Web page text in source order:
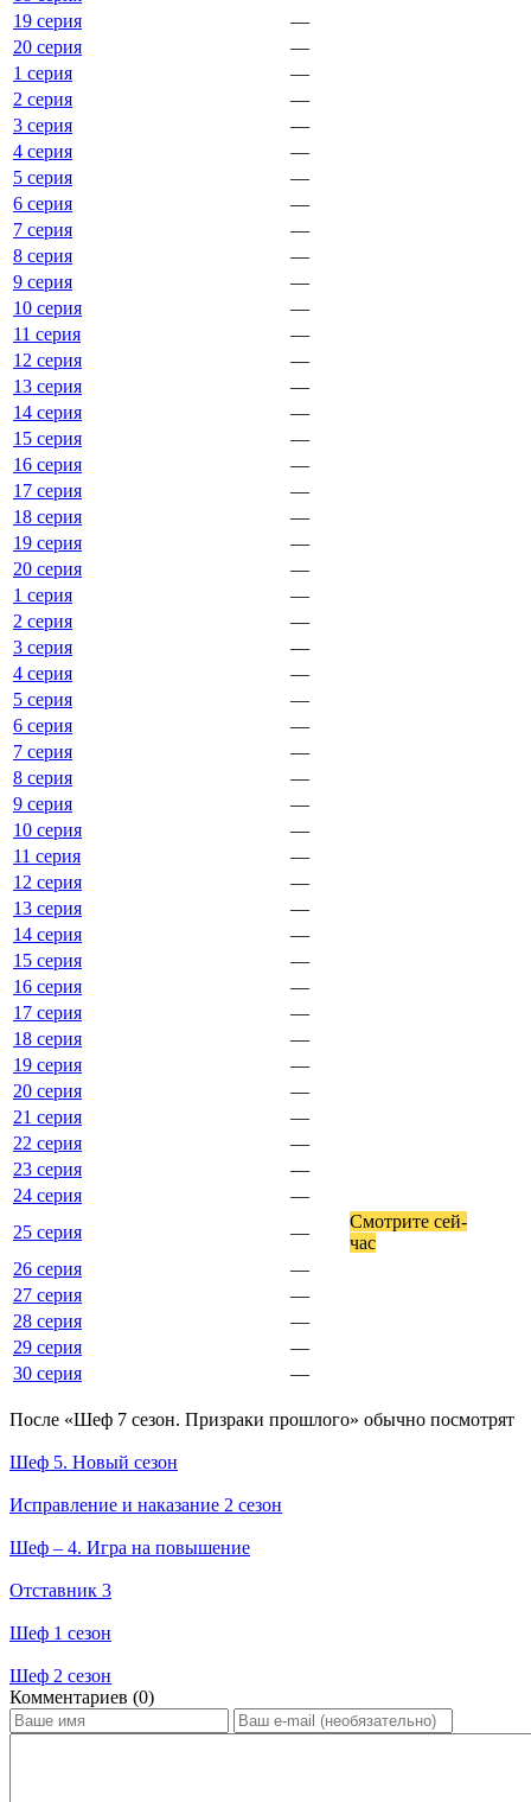
19 серия
—
20 серия
—
1 серия
—
2 серия
—
3 серия
—
4 серия
—
5 серия
—
6 серия
—
7 серия
—
8 серия
—
9 серия
—
10 серия
—
11 серия
—
12 серия
—
13 серия
—
14 серия
—
15 серия
—
16 серия
—
17 серия
—
18 серия
—
19 серия
—
20 серия
—
1 серия
—
2 серия
—
3 серия
—
4 серия
—
5 серия
—
6 серия
—
7 серия
—
8 серия
—
9 серия
—
10 серия
—
11 серия
—
12 серия
—
13 серия
—
14 серия
—
15 серия
—
16 серия
—
17 серия
—
18 серия
—
19 серия
—
20 серия
—
21 серия
—
22 серия
—
23 серия
—
24 серия
—
25 серия
—
Смот­ри­те сей­
час
26 серия
—
27 серия
—
28 серия
—
29 серия
—
30 серия
—
По­сле «Шеф 7 сезон. Призраки прошлого» обыч­но по­смот­рят
Шеф 5. Новый сезон
Исправление и наказание 2 сезон
Шеф – 4. Игра на повышение
Отставник 3
Шеф 1 сезон
Шеф 2 сезон
Ком­мен­та­ри­ев (0)